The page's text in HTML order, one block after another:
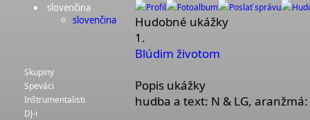
slovenčina
slovenčina
Skupiny
Speváci
Inštrumentalisti
DJ-i
Profil Fotoalbum Poslať správu
Hudobné ukážky
1.
Blúdim životom
Popis ukážky
hudba a text: N & LG,